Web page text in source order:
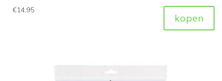
€14,95
kopen